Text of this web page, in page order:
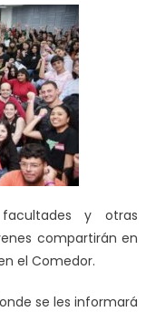
y otras
compartirán en
el Comedor.
se les informará